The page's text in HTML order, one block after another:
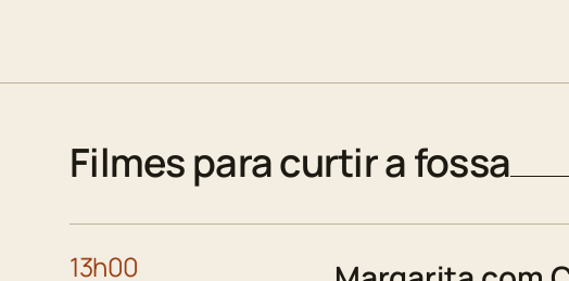
Filmes para curtir a fossa
13h00